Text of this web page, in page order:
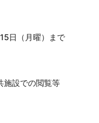
日（月曜）まで
施設での閲覧等